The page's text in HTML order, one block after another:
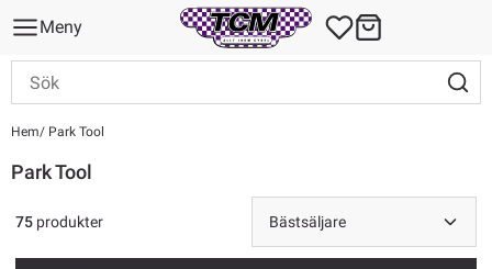
Meny
Hem Park Tool
Park Tool
75 produkter